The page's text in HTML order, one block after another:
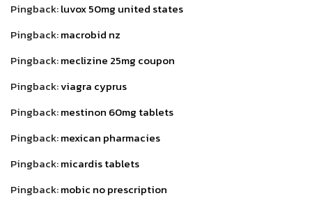
Pingback:luvox 50mg united states
Pingback:macrobid nz
Pingback:meclizine 25mg coupon
Pingback:viagra cyprus
Pingback:mestinon 60mg tablets
Pingback:mexican pharmacies
Pingback:micardis tablets
Pingback:mobic no prescription